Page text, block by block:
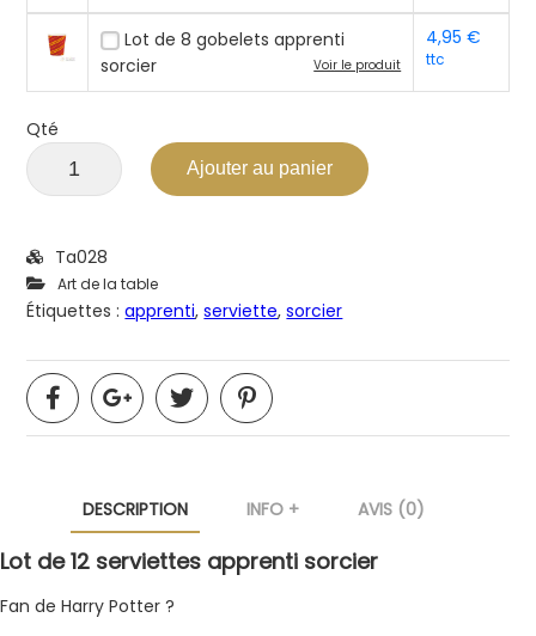
Lot de 8 gobelets apprenti
sorcier
Voir le produit
4,95€
ttc
Qté
Ajouter au panier
Ta028
Art de la table
Étiquettes :apprenti,serviette,sorcier
DESCRIPTION INFO + AVIS (0)
Lot de 12 serviettes apprenti sorcier
Fan de Harry Potter ?